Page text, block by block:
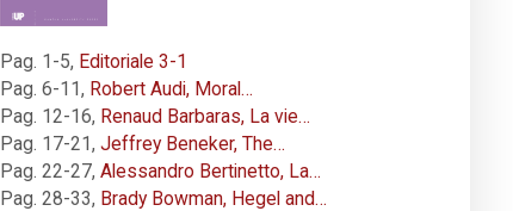
Pag. 1-5, Editoriale 3-1
Pag. 6-11, Robert Audi, Moral…
Pag. 12-16, Renaud Barbaras, La vie…
Pag. 17-21, Jeffrey Beneker, The…
Pag. 22-27, Alessandro Bertinetto, La…
Pag. 28-33, Brady Bowman, Hegel and…